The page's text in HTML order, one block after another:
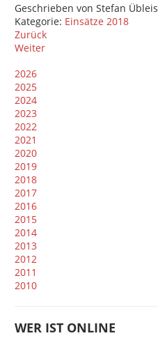
Geschrieben vonStefan Übleis
Kategorie: Einsätze 2018
Zurück
Weiter
2026
2025
2024
2023
2022
2021
2020
2019
2018
2017
2016
2015
2014
2013
2012
2011
2010
WER IST ONLINE